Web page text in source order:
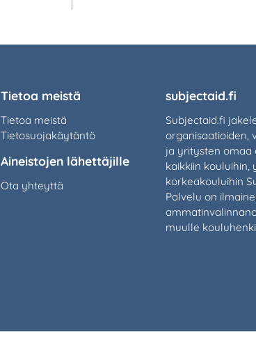
Tietoa meistä
Tietoa meistä
Tietosuojakäytäntö
Aineistojen lähettäjille
Ota yhteyttä
subjectaid.fi
Subjectaid.fi
organisaatioiden,
ja yritysten omaa
kaikkiin kouluihin,
korkeakouluihin
Palvelu on
muulle